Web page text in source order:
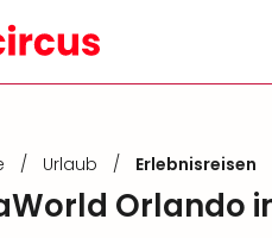
/ Urlaub / Erlebnisreisen
Orlando